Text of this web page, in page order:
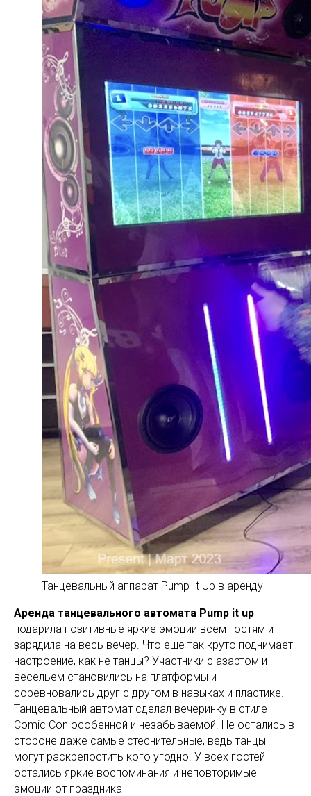
Танцевальный аппарат Pump It Up в аренду
Аренда танцевального автомата Pump it up
подарила позитивные яркие эмоции всем гостям и
зарядила на весь вечер. Что еще так круто поднимает
настроение, как не танцы? Участники с азартом и
весельем становились на платформы и
соревновались друг с другом в навыках и пластике.
Танцевальный автомат сделал вечеринку в стиле
Comic Con особенной и незабываемой. Не остались в
стороне даже самые стеснительные, ведь танцы
могут раскрепостить кого угодно. У всех гостей
остались яркие воспоминания и неповторимые
эмоции от праздника